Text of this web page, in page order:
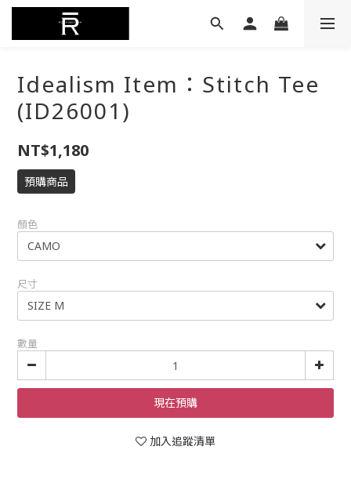
Idealism Item：Stitch Tee
(ID26001)
NT$1,180
預購商品
顏色
尺寸
數量
現在預購
加入追蹤清單